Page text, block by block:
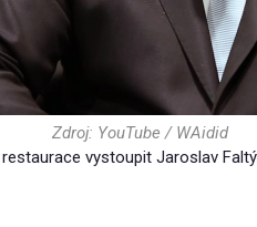
Zdroj: YouTube / WAidid
vystoupit Jaroslav